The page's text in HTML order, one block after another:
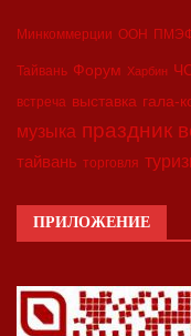
Минкоммерции ООН
Тайвань Форум Харбин
встреча выставка гала-
музыка праздник
тайвань торговля
ПРИЛОЖЕНИЕ